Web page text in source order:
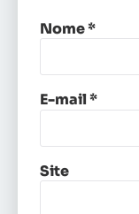
Nome*
E-mail*
Site